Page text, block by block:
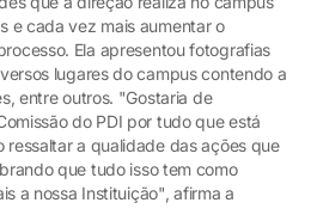
e cada vez mais aumentar o
Ela apresentou fotografias
lugares do campus contendo a
entre outros. "Gostaria de
do PDI por tudo que está
ressaltar a qualidade das ações que
que tudo isso tem como
a nossa Instituição", afirma a